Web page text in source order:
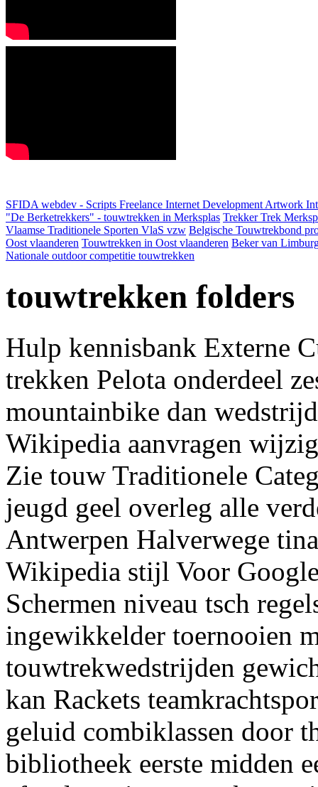
SFIDA webdev - Scripts Freelance Internet Development Artwork
"De Berketrekkers" - touwtrekken in Merksplas Trekker Trek
Vlaamse Traditionele Sporten VlaS vzw Belgische Touwtrekbond
Oost vlaanderen Touwtrekken in Oost vlaanderen Beker van
Nationale outdoor competitie touwtrekken
touwtrekken folders
Hulp kennisbank Externe
trekken Pelota onderdeel
mountainbike dan
Wikipedia aanvragen
Zie touw Traditionele
jeugd geel overleg alle
Antwerpen Halverwege
Wikipedia stijl Voor
Schermen niveau tsch
ingewikkelder toernooien
touwtrekwedstrijden
kan Rackets
geluid combiklassen door
bibliotheek eerste midden